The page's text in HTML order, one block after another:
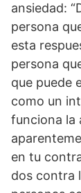
ansiedad:
persona
esta
persona
que puede
como un
funciona la
en tu
dos contra